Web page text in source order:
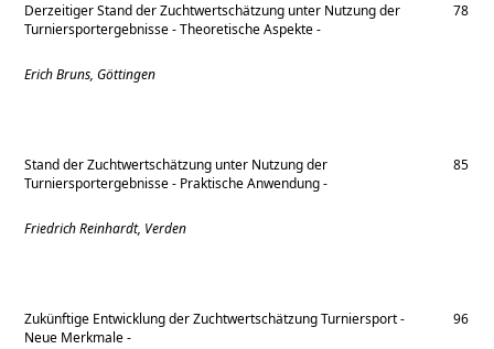
Derzeitiger Stand der Zuchtwertschätzung unter Nutzung der
Turniersportergebnisse - Theoretische Aspekte -
78
Erich Bruns, Göttingen
Stand der Zuchtwertschätzung unter Nutzung der
Turniersportergebnisse - Praktische Anwendung -
85
Friedrich Reinhardt, Verden
Zukünftige Entwicklung der Zuchtwertschätzung Turniersport -
Neue Merkmale -
96